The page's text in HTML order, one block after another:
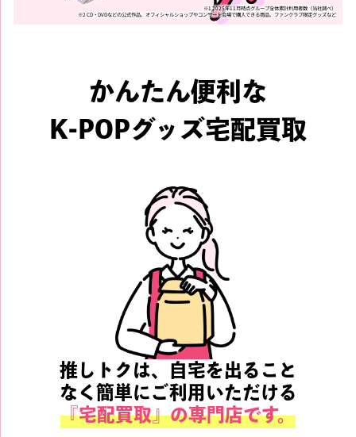
※1 2025年11月時点グループ全体累計利用者数（当社調べ）
※2 CD・DVDなどの公式作品、オフィシャルショップやコンサート会場で購入できる商品、ファンクラブ限定グッズなど
かんたん便利な
K-POPグッズ宅配買取
推しトクは、自宅を出ること
なく簡単にご利用いただける
『宅配買取』の専門店です。